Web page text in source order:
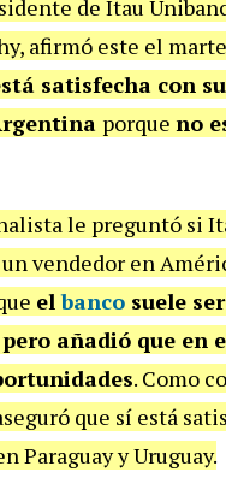
de Itau
afirmó este el
satisfecha con
porque no
le preguntó si
vendedor en
elbanco suele
añadió que en
. Como
que sí está
Paraguay y Uruguay.